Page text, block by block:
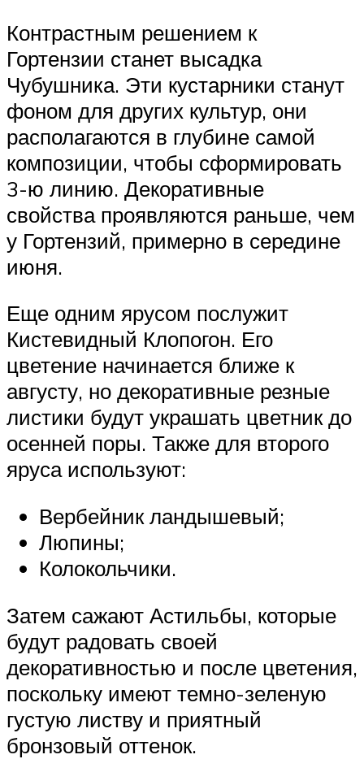
Контрастным решением к
Гортензии станет высадка
Чубушника. Эти кустарники станут
фоном для других культур, они
располагаются в глубине самой
композиции, чтобы сформировать
3-ю линию. Декоративные
свойства проявляются раньше, чем
у Гортензий, примерно в середине
июня.
Еще одним ярусом послужит
Кистевидный Клопогон. Его
цветение начинается ближе к
августу, но декоративные резные
листики будут украшать цветник до
осенней поры. Также для второго
яруса используют:
Вербейник ландышевый;
Люпины;
Колокольчики.
Затем сажают Астильбы, которые
будут радовать своей
декоративностью и после цветения,
поскольку имеют темно-зеленую
густую листву и приятный
бронзовый оттенок.